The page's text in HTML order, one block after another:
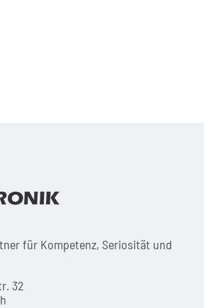
für Kom­pe­tenz, Seri­osi­tät und
32